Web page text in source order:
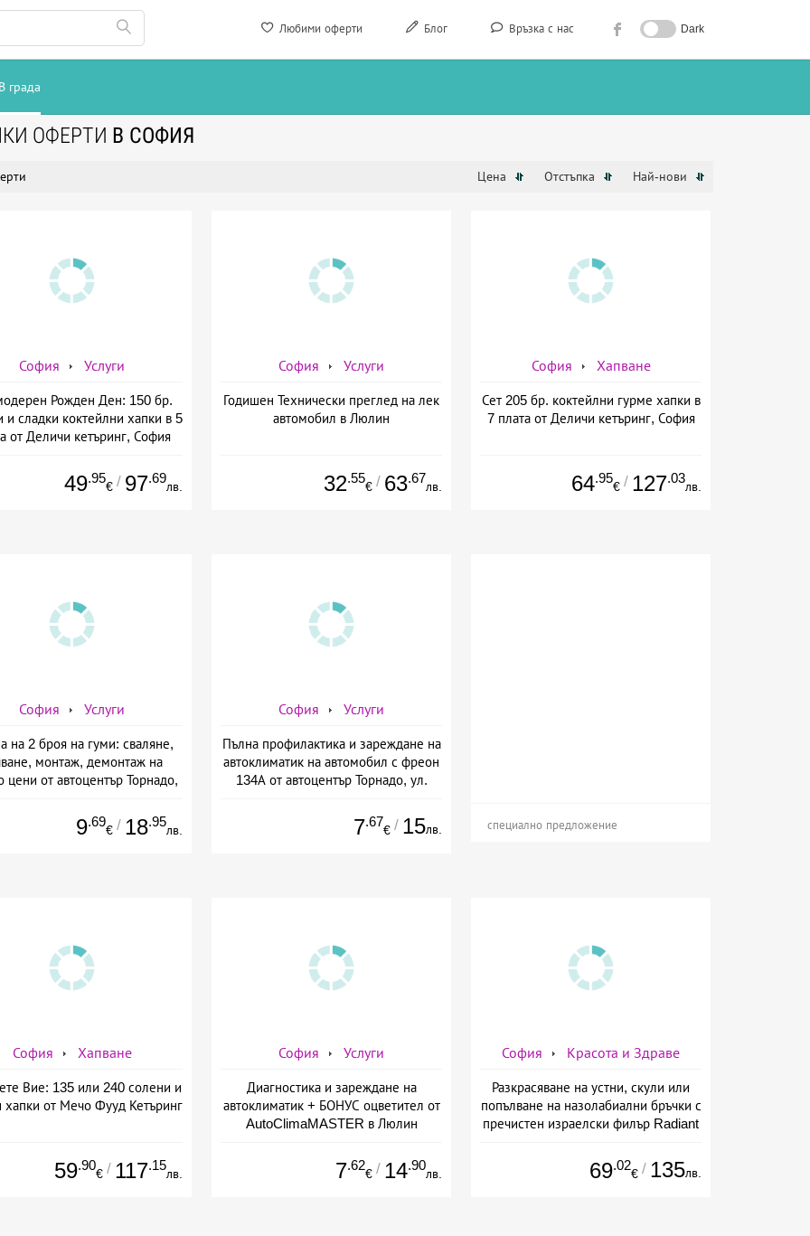
Любими оферти Блог Връзка с нас Dark
В града
ОФЕРТИ В СОФИЯ
Цена Отстъпка Най-нови
София Услуги
Рожден Ден: 150 бр.
и сладки коктейлни хапки в 5
от Деличи кетъринг, София
49.95
€ / 97.69
лв.
София Услуги
Годишен Технически преглед на лек
автомобил в Люлин
32.55
€ / 63.67
лв.
София Хапване
Сет 205 бр. коктейлни гурме хапки в
7 плата от Деличи кетъринг, София
64.95
€ / 127.03
лв.
София Услуги
на 2 броя на гуми: сваляне,
монтаж, демонтаж на
цени от автоцентър Торнадо,
9.69
€ / 18.95
лв.
София Услуги
Пълна профилактика и зареждане на
автоклиматик на автомобил с фреон
134А от автоцентър Торнадо, ул.
7.67
€ / 15лв. специално предложение
София Хапване
Вие: 135 или 240 солени и
хапки от Мечо Фууд Кетъринг
59.90
€ / 117.15
лв.
София Услуги
Диагностика и зареждане на
автоклиматик + БОНУС оцветител от
AutoClimaMASTER в Люлин
7.62
€ / 14.90
лв.
София Красота и Здраве
Разкрасяване на устни, скули или
попълване на назолабиални бръчки с
пречистен израелски филър Radiant
69.02
€ / 135лв.